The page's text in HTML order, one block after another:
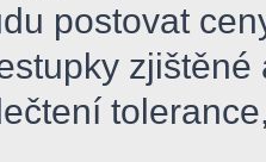
postovat
zjištěné